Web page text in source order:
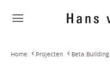
Home Projecten Beta Building